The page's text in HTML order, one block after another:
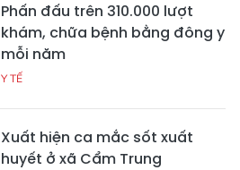
Phấn đấu trên 310.000 lượt
khám, chữa bệnh bằng đông y
mỗi năm
Y TẾ
Xuất hiện ca mắc sốt xuất
huyết ở xã Cẩm Trung